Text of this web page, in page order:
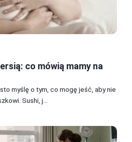
co mówią mamy na
myślę o tym, co mogę jeść, aby nie
Sushi, j...